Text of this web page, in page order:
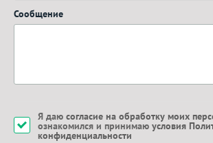
Сообщение
Я даю согласие на обработку моих
ознакомился и принимаю условия
конфиденциальности